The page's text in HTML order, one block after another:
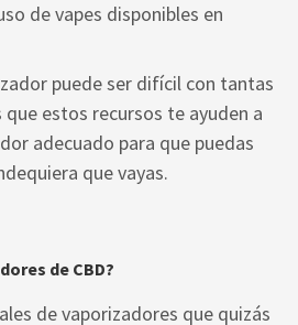
de vapes disponibles en
puede ser difícil con tantas
estos recursos te ayuden a
adecuado para que puedas
que vayas.
de CBD?
de vaporizadores que quizás